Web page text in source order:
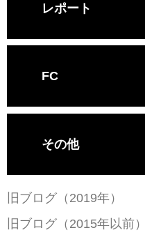
レポート
FC
その他
旧ブログ（2019年）
旧ブログ（2015年以前）